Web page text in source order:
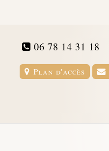
06 78 14 31 18
Plan d'accès